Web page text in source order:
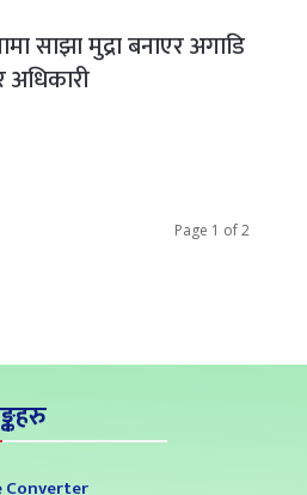
साझा मुद्रा बनाएर अगाडि
अधिकारी
Page 1 of 2
Converter